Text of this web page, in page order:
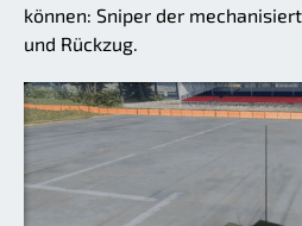
können: Sniper der
und Rückzug.